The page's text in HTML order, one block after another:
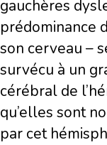
gauchères
prédominance
son cerveau –
survécu à un
cérébral de
qu’elles sont
par cet